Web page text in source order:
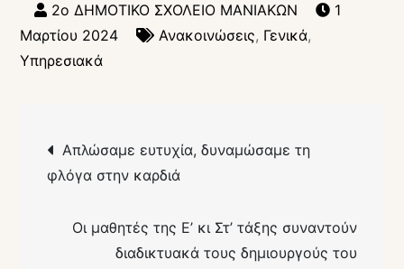
1
Μαρτίου 2024
Ανακοινώσεις, Γενικά,
Υπηρεσιακά
άρθρων
Απλώσαμε ευτυχία, δυναμώσαμε τη
φλόγα στην καρδιά
Οι μαθητές της Ε’ κι Στ’ τάξης συναντούν
διαδικτυακά τους δημιουργούς του